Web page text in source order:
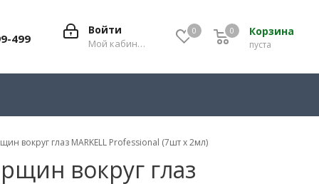
0 Корзина
0
пуста
0
Войти
Мой кабинет
499
вокруг глаз MARKELL Professional (7шт х 2мл)
вокруг глаз